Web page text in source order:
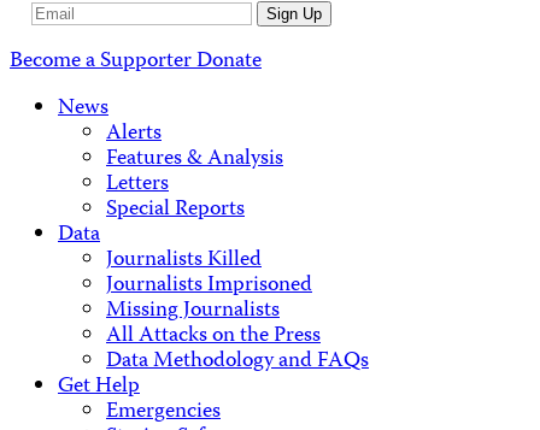
Email
Sign Up
Become a SupporterDonate
News
Alerts
Features & Analysis
Letters
Special Reports
Data
Journalists Killed
Journalists Imprisoned
Missing Journalists
All Attacks on the Press
Data Methodology and FAQs
Get Help
Emergencies